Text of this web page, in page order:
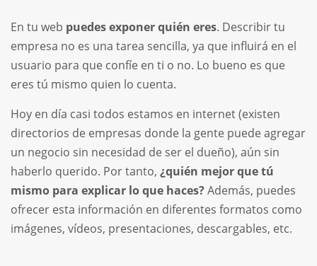
En tu web puedesexponer quién eres. Describir tu
empresa no es una tarea sencilla, ya que influirá en el
usuario para que confíe en ti o no. Lo bueno es que
eres tú mismo quien lo cuenta.
Hoy en día casi todos estamos en internet (existen
directorios de empresas donde la gente puede agregar
un negocio sin necesidad de ser el dueño), aún sin
haberlo querido. Por tanto, ¿quién mejor que tú
mismo para explicar lo que haces?Además, puedes
ofrecer esta información en diferentes formatos como
imágenes, vídeos, presentaciones, descargables, etc.